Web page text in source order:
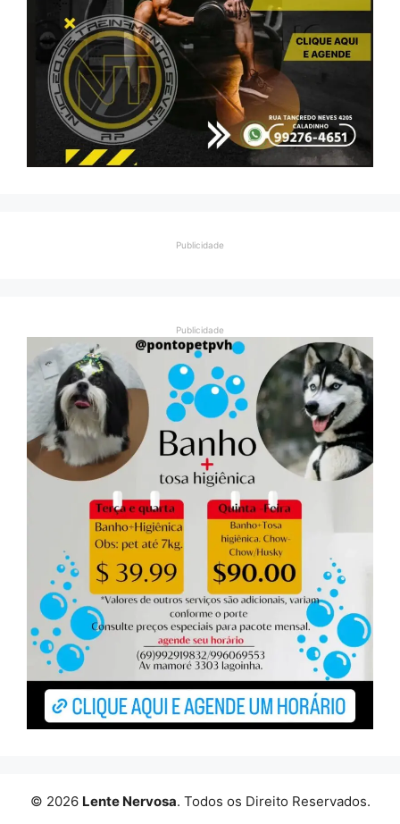
Publicidade
Publicidade
© 2026 Lente Nervosa. Todos os Direito Reservados.